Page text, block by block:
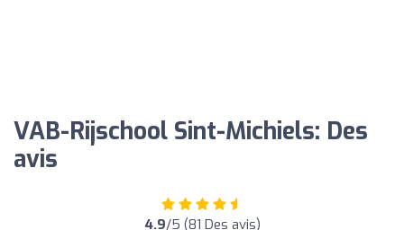
VAB-Rijschool Sint-Michiels: Des
avis
4.9/5 (81 Des avis)